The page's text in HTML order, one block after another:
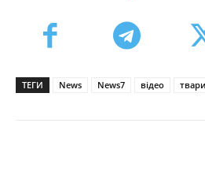
ТЕГИ News News7 відео